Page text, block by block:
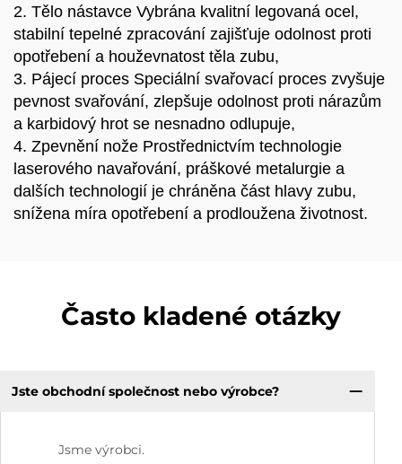
2. Tělo nástavce Vybrána kvalitní legovaná ocel,
stabilní tepelné zpracování zajišťuje odolnost proti
opotřebení a houževnatost těla zubu,
3. Pájecí proces Speciální svařovací proces zvyšuje
pevnost svařování, zlepšuje odolnost proti nárazům
a karbidový hrot se nesnadno odlupuje,
4. Zpevnění nože Prostřednictvím technologie
laserového navařování, práškové metalurgie a
dalších technologií je chráněna část hlavy zubu,
snížena míra opotřebení a prodloužena životnost.
Často kladené otázky
Jste obchodní společnost nebo výrobce?
Jsme výrobci.